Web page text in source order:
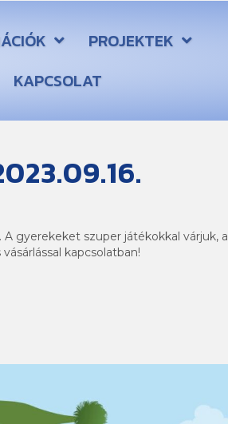
PROJEKTEK
KAPCSOLAT
gyerekeket szuper játékokkal várjuk, a
kapcsolatban!